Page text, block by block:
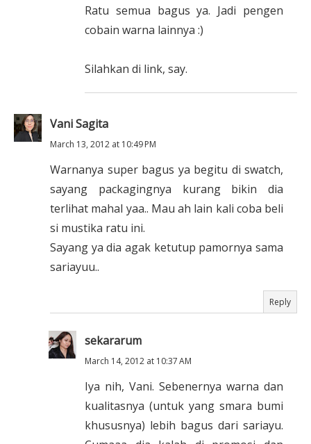
Ratu semua bagus ya. Jadi pengen
cobain warna lainnya :)
Silahkan di link, say.
Vani Sagita
March 13, 2012 at 10:49 PM
Warnanya super bagus ya begitu di swatch,
sayang packagingnya kurang bikin dia
terlihat mahal yaa.. Mau ah lain kali coba beli
si mustika ratu ini.
Sayang ya dia agak ketutup pamornya sama
sariayuu..
Reply
sekararum
March 14, 2012 at 10:37 AM
Iya nih, Vani. Sebenernya warna dan
kualitasnya (untuk yang smara bumi
khususnya) lebih bagus dari sariayu.